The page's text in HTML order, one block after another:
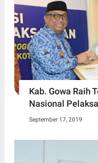
Kab. Gowa Raih
Nasional
September 17, 2019